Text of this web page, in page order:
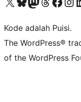
Kode adalah Puisi.
The WordPress®
of the WordPress